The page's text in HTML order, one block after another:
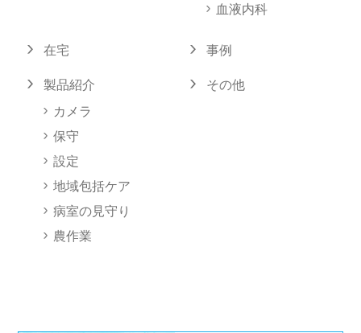
血液内科
在宅 事例
製品紹介
カメラ
保守
設定
地域包括ケア
病室の見守り
農作業
その他